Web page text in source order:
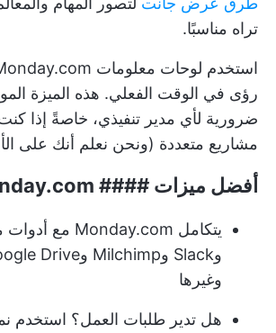
تراه مناسبًا.
رؤى في الوقت الفعلي. هذه الميزة
ضرورية لأي مدير تنفيذي، خاصةً إذا
مشاريع متعددة (ونحن نعلم أنك على
أفضل ميزات #### Monday.com:
وغيرها
هل تدير طلبات العمل؟ استخدم